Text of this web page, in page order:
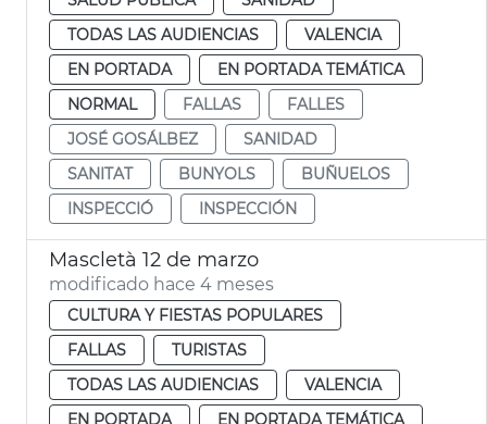
TODAS LAS AUDIENCIAS
VALENCIA
EN PORTADA
EN PORTADA TEMÁTICA
NORMAL
FALLAS
FALLES
JOSÉ GOSÁLBEZ
SANIDAD
SANITAT
BUNYOLS
BUÑUELOS
INSPECCIÓ
INSPECCIÓN
Mascletà 12 de marzo
modificado hace 4 meses
CULTURA Y FIESTAS POPULARES
FALLAS
TURISTAS
TODAS LAS AUDIENCIAS
VALENCIA
EN PORTADA
EN PORTADA TEMÁTICA